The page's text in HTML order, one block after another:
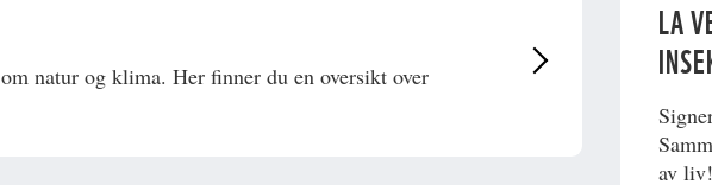
natur og klima. Her finner du en oversikt over
LA
av